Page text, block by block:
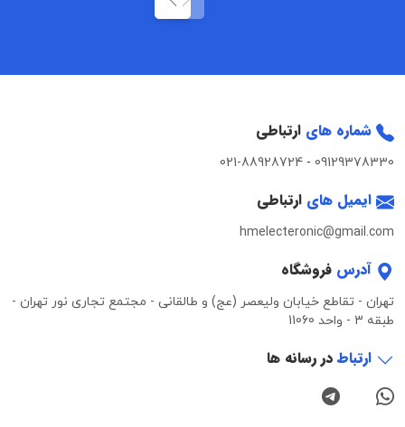
شماره های ارتباطی
09129378330
-
021-88928724
ایمیل های ارتباطی
hmelecteronic@gmail.com
آدرس فروشگاه
تهران - تقاطع خیابان ولیعصر (عج) و طالقانی - مجتمع تجاری نور تهران -
طبقه 3 - واحد 11060
ارتباطدر رسانه ها